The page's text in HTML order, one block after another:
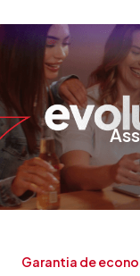
Garantia de